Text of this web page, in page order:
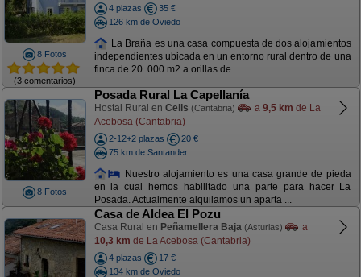
8 Fotos
(3 comentarios)
4 plazas
35 €
126 km de Oviedo
La Braña es una casa compuesta de dos alojamientos
independientes ubicada en un entorno rural dentro de una
finca de 20. 000 m2 a orillas de ...
8 Fotos
Posada Rural La Capellanía
Hostal Rural en Celis (Cantabria) a 9,5 km de La
Acebosa (Cantabria)
2-12+2 plazas
20 €
75 km de Santander
Nuestro alojamiento es una casa grande de pieda
en la cual hemos habilitado una parte para hacer La
Posada. Actualmente alquilamos un aparta ...
Casa de Aldea El Pozu
Casa Rural en Peñamellera Baja (Asturias)
a
10,3 km de La Acebosa (Cantabria)
4 plazas
17 €
134 km de Oviedo